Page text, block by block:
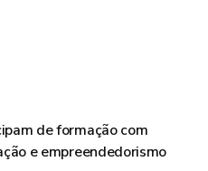
de formação com
e empreendedorismo